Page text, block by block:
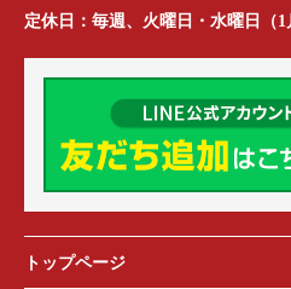
定休日： 毎週、火曜日・水曜日（1
トップページ